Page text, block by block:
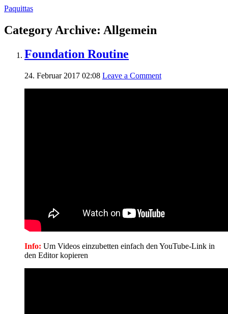
Paquittas
Category Archive: Allgemein
Foundation Routine
24. Februar 2017 02:08 Leave a Comment
Info: Um Videos einzubetten einfach den YouTube-Link in
den Editor kopieren